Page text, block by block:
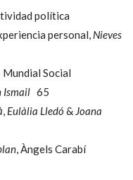
política
personal, Nieves
Mundial Social
Ismail 65
, Eulàlia Lledó & Joana
, Àngels Carabí